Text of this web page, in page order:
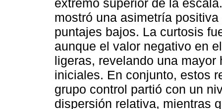
extremo superior de la
mostró una asimetría
puntajes bajos. La curtosis
aunque el valor negativo en
ligeras, revelando una
iniciales. En conjunto, estos
grupo control partió con un
dispersión relativa, mientras